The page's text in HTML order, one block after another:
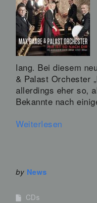
lang. Bei diesem
& Palast Orchester
allerdings eher so,
Bekannte nach
Weiterlesen
by News
CDs